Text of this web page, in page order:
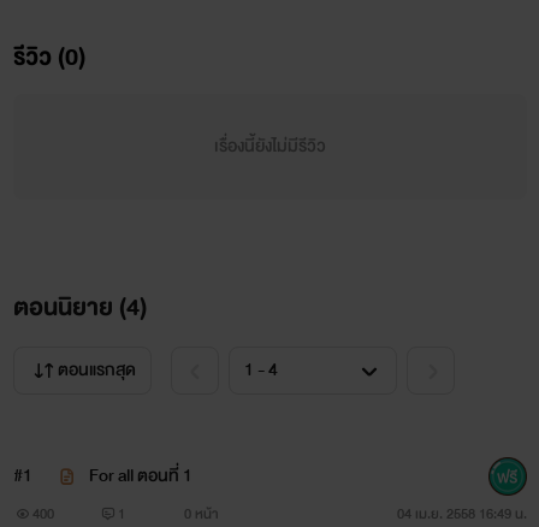
ถ้าหากว่าชีวิตของคุณกำลังเดินมาถึงโค้งสุดท้าย โดยที่คุณมี
โอกาสรอดเพียงแค่หนึ่งเปอร์เซ็นต์
รีวิว (0)
เรื่องนี้ยังไม่มีรีวิว
ตอนนิยาย (4)
ตอนแรกสุด
#1 For all ตอนที่ 1
400 1 0 หน้า 04 เม.ย. 2558 16:49 น.